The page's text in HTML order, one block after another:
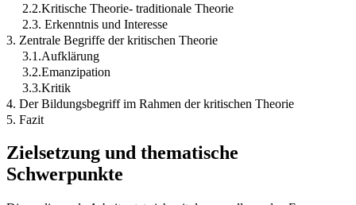
2.2.Kritische Theorie- traditionale Theorie
2.3. Erkenntnis und Interesse
3. Zentrale Begriffe der kritischen Theorie
3.1.Aufklärung
3.2.Emanzipation
3.3.Kritik
4. Der Bildungsbegriff im Rahmen der kritischen Theorie
5. Fazit
Zielsetzung und thematische
Schwerpunkte